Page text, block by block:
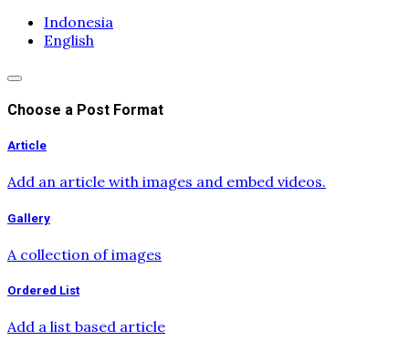
Indonesia
English
Choose a Post Format
Article
Add an article with images and embed videos.
Gallery
A collection of images
Ordered List
Add a list based article